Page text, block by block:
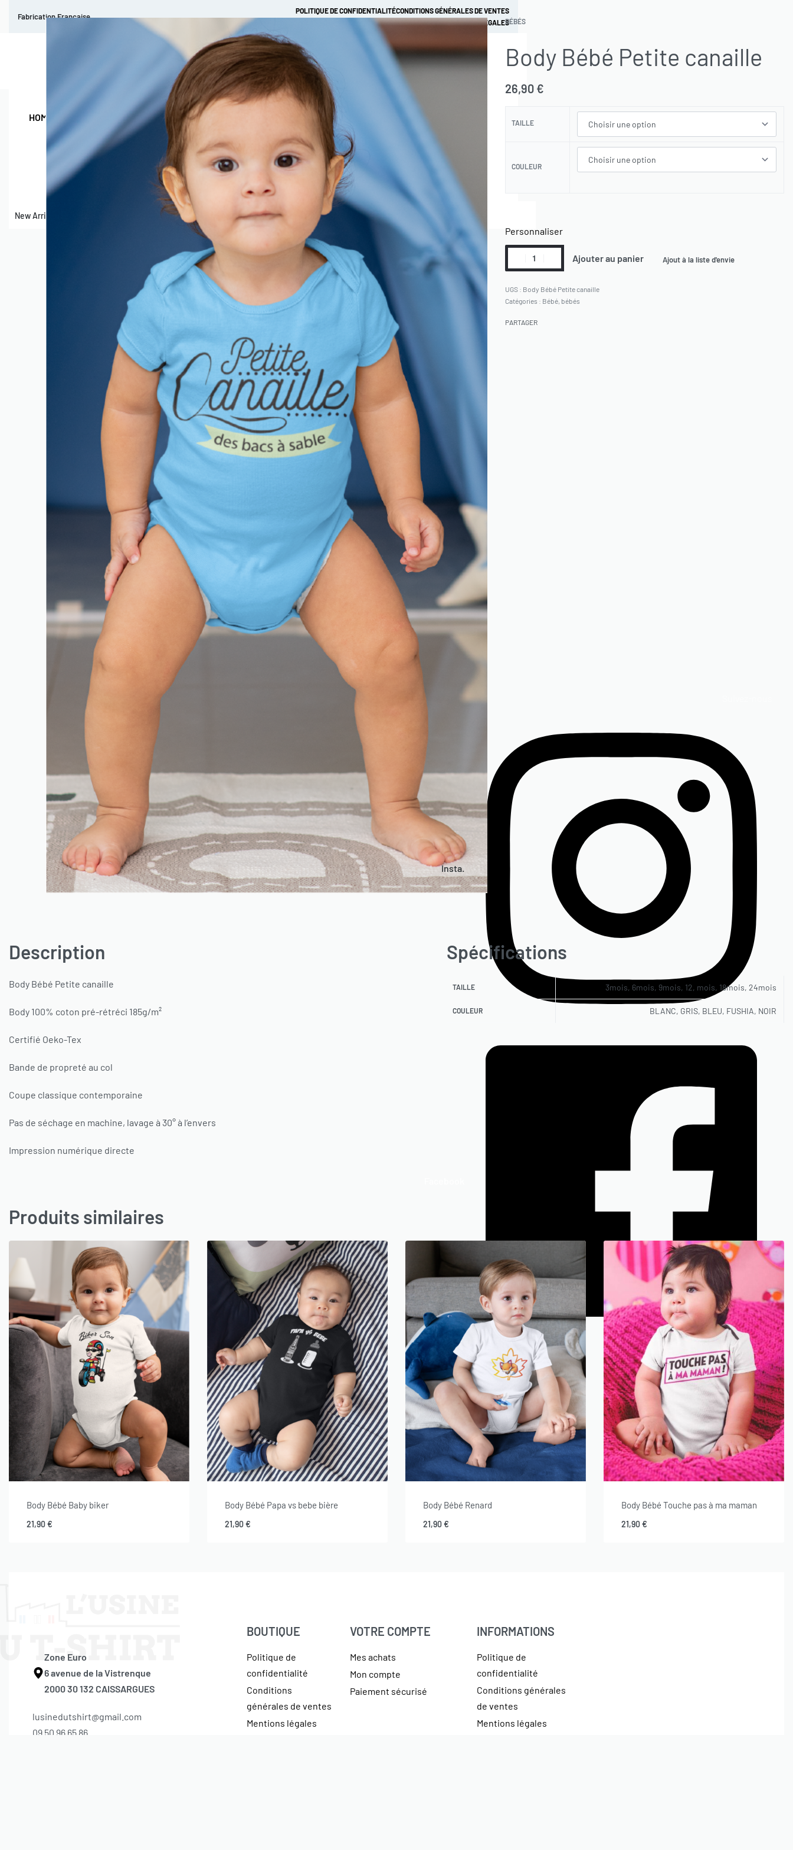
Fabrication Française
POLITIQUE DE CONFIDENTIALITÉCONDITIONS GÉNÉRALES DE VENTES
MENTIONS LÉGALES
MON COMPTE MES ACHATS 0
HOMMES FEMMES KIDS
PERSONNALISATION
NOS COORDONNEES
New Arrivals Notre boutique
BÉBÉS
Body Bébé Petite canaille
26,90 €
TAILLE
COULEUR
Personnaliser
Ajouter au panier Ajout à la liste d'envie
Body Bébé Petite canaille
Catégories : Bébé, bébés
PARTAGER
Description
Body Bébé Petite canaille
Body 100% coton pré-rétréci 185g/m²
Certifié Oeko-Tex
Bande de propreté au col
Coupe classique contemporaine
Pas de séchage en machine, lavage à 30° à l’envers
Impression numérique directe
Spécifications
TAILLE 3mois, 6mois, 9mois, 12, mois, 18mois, 24mois
COULEUR BLANC, GRIS, BLEU, FUSHIA, NOIR
Produits similaires
Body Bébé Baby biker
21,90€
Body Bébé Papa vs bebe bière
21,90€
Body Bébé Renard
21,90€
Body Bébé Touche pas à ma maman
21,90€
Zone Euro
6 avenue de la Vistrenque
2000 30 132 CAISSARGUES
lusinedutshirt@gmail.com
09 50 96 65 86
BOUTIQUE
Politique de
confidentialité
Conditions
générales de ventes
Mentions légales
VOTRE COMPTE
Mes achats
Mon compte
Paiement sécurisé
INFORMATIONS
Politique de
confidentialité
Conditions générales
de ventes
Mentions légales
Insta.